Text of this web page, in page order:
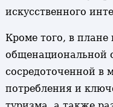
искусственного
Кроме того, в плане
общенациональной
сосредоточенной в
потребления и